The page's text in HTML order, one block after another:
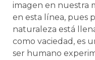
imagen en nuestra
en esta línea, pues
naturaleza está
como vaciedad, es
ser humano